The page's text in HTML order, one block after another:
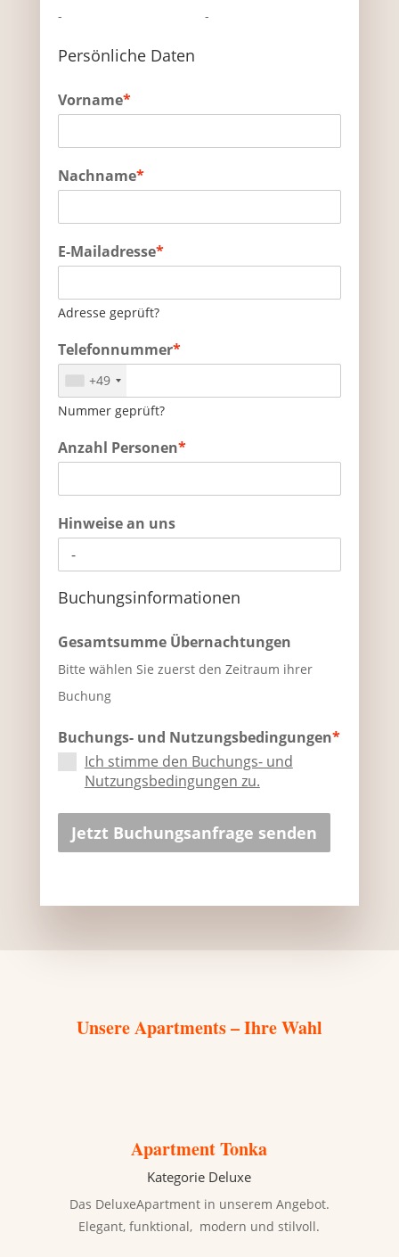
- -
Persönliche Daten
Vorname*
Nachname*
E-Mailadresse*
Adresse geprüft?
Telefonnummer*
+49
Nummer geprüft?
Anzahl Personen*
Hinweise an uns
Buchungsinformationen
Gesamtsumme Übernachtungen
Bitte wählen Sie zuerst den Zeitraum ihrer
Buchung
Buchungs- und Nutzungsbedingungen*
Ich stimme den Buchungs- und
Nutzungsbedingungen zu.
Jetzt Buchungsanfrage senden
Unsere Apartments – Ihre Wahl
Apartment Tonka
Kategorie Deluxe
Das DeluxeApartment in unserem Angebot.
Elegant, funktional, modern und stilvoll.